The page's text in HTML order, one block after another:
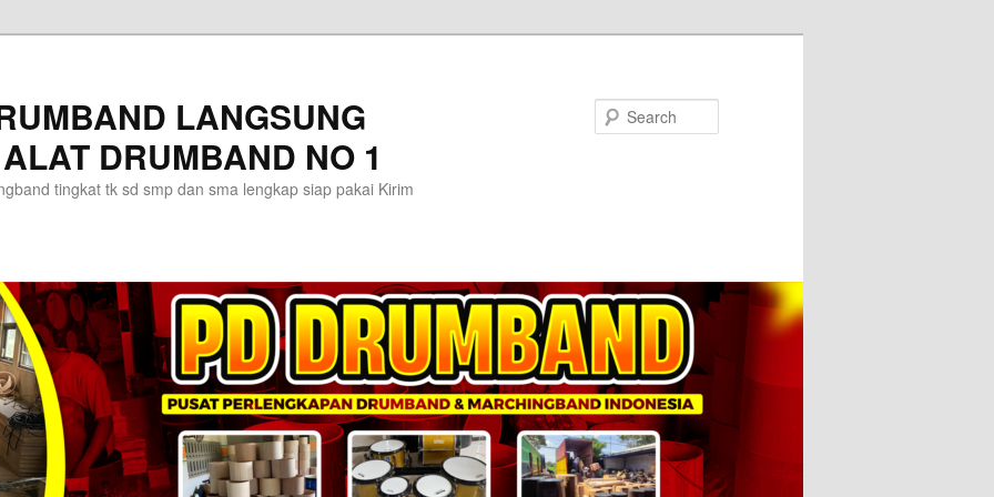
LANGSUNG
DRUMBAND NO 1
tingkat tk sd smp dan sma lengkap siap pakai Kirim